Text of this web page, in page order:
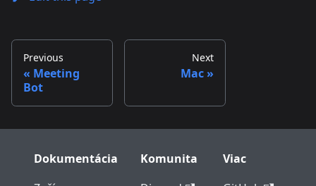
Previous
Meeting
Bot
Next
Mac
Dokumentácia
Komunita
Viac